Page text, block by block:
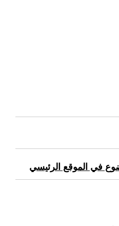
في الموقع الرئيسي